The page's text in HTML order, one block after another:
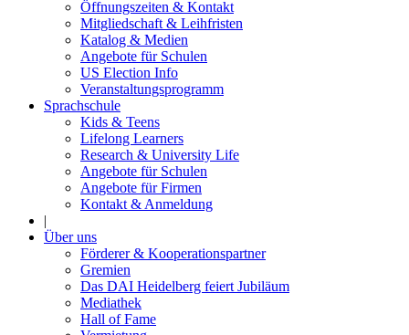
Öffnungszeiten & Kontakt
Mitgliedschaft & Leihfristen
Katalog & Medien
Angebote für Schulen
US Election Info
Veranstaltungsprogramm
Sprachschule
Kids & Teens
Lifelong Learners
Research & University Life
Angebote für Schulen
Angebote für Firmen
Kontakt & Anmeldung
|
Über uns
Förderer & Kooperationspartner
Gremien
Das DAI Heidelberg feiert Jubiläum
Mediathek
Hall of Fame